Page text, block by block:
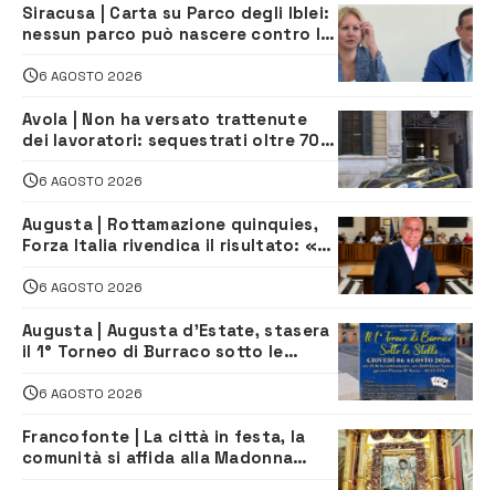
Siracusa | Carta su Parco degli Iblei:
nessun parco può nascere contro le
6 AGOSTO 2026
Avola | Non ha versato trattenute
dei lavoratori: sequestrati oltre 700
climatizzazione
6 AGOSTO 2026
Augusta | Rottamazione quinquies,
Forza Italia rivendica il risultato: «La
6 AGOSTO 2026
Augusta | Augusta d’Estate, stasera
il 1° Torneo di Burraco sotto le
6 AGOSTO 2026
Francofonte | La città in festa, la
comunità si affida alla Madonna